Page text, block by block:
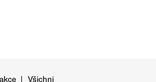
| Všichni